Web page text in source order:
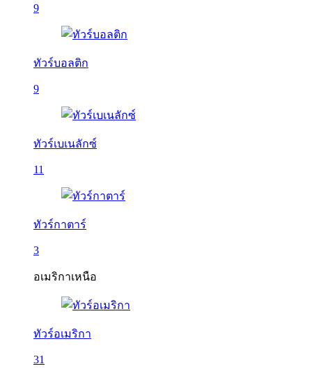
9
ทัวร์บอลติก
9
ทัวร์เบเนลักซ์
11
ทัวร์กาตาร์
3
อเมริกาเหนือ
ทัวร์อเมริกา
31